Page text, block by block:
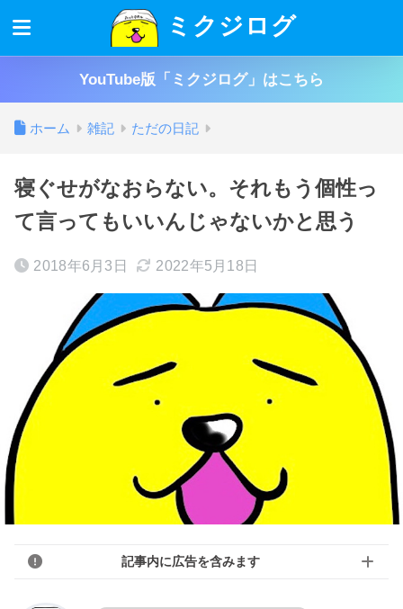
ミクジログ
YouTube版「ミクジログ」はこちら
ホーム 雑記 ただの日記
寝ぐせがなおらない。それもう個性っ
て言ってもいいんじゃないかと思う
2018年6月3日 2022年5月18日
記事内に広告を含みます